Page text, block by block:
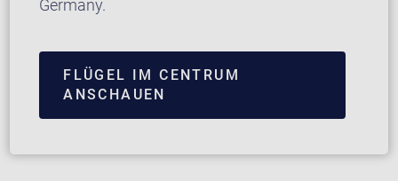
Germany.
FLÜGEL IM CENTRUM
ANSCHAUEN